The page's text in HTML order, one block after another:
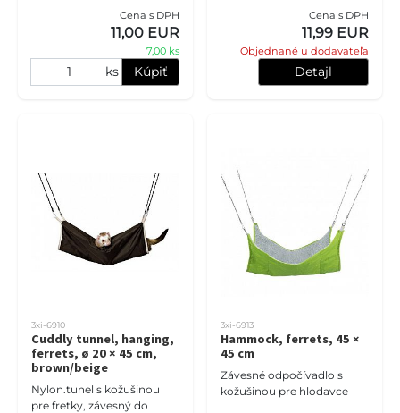
Cena s DPH
11,00 EUR
7,00 ks
ks Kúpiť
Cena s DPH
11,99 EUR
Objednané u dodavateľa
Detajl
3xi-6910
Cuddly tunnel, hanging,
ferrets, ø 20 × 45 cm,
brown/beige
Nylon.tunel s kožušinou
pre fretky, závesný do
3xi-6913
Hammock, ferrets, 45 ×
45 cm
Závesné odpočívadlo s
kožušinou pre hlodavce